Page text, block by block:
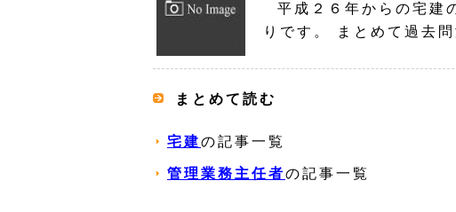
平成２６年からの宅建
りです。 まとめて過去
まとめて読む
宅建の記事一覧
管理業務主任者の記事一覧